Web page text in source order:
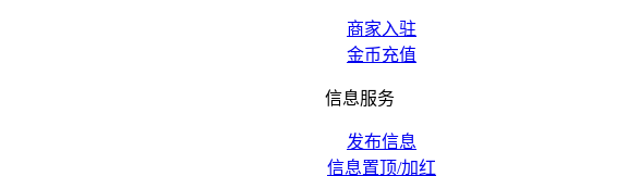
商家入驻
金币充值
信息服务
发布信息
信息置顶/加红